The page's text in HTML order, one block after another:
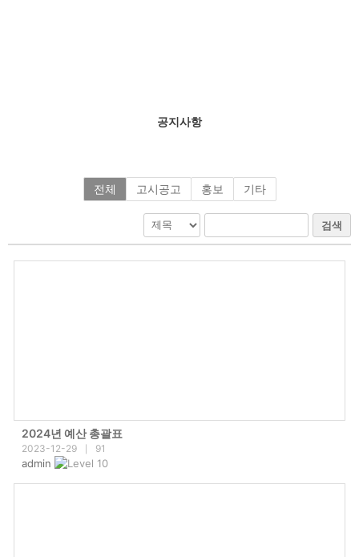
공지사항
전체 고시공고 홍보 기타
검색
2024년 예산 총괄표
2023-12-29 91
admin